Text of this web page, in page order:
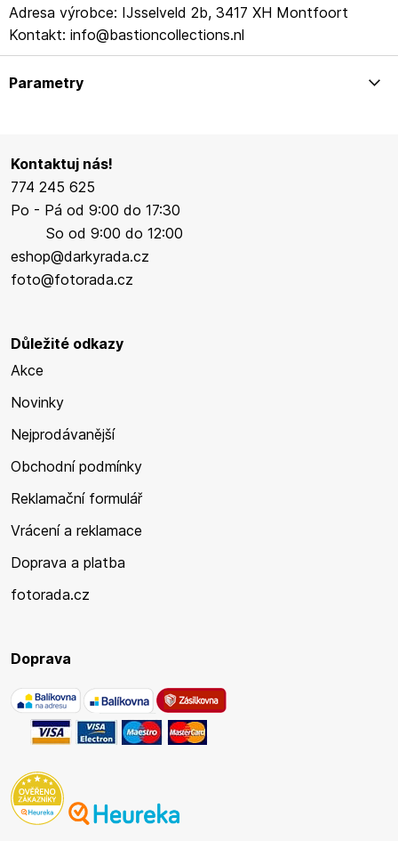
Adresa výrobce: IJsselveld 2b, 3417 XH Montfoort
Kontakt: info@bastioncollections.nl
Parametry
Kontaktuj nás!
774 245 625
Po - Pá od 9:00 do 17:30
So od 9:00 do 12:00
eshop@darkyrada.cz
foto@fotorada.cz
Důležité odkazy
Akce
Novinky
Nejprodávanější
Obchodní podmínky
Reklamační formulář
Vrácení a reklamace
Doprava a platba
fotorada.cz
Doprava